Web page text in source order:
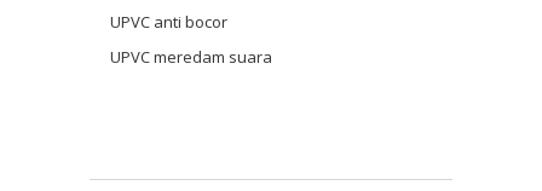
UPVC anti bocor
UPVC meredam suara